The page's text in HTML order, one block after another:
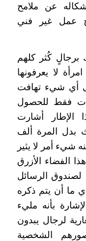
عن ملامح
عمل غير فني
برجالٍ كُثر كلهم
لا يعرفونها
أي شيء تهافت
فقط للحصول
أشارت
بدل المرة ألف
أمر لا يثير
الفضاء الأزرق
لصندوق الرسائل
ما أن يتم ذكره
بأنه مليء
لرجال يبدون
الشخصية